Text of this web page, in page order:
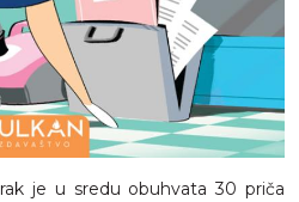
je u sredu obuhvata 30 priča